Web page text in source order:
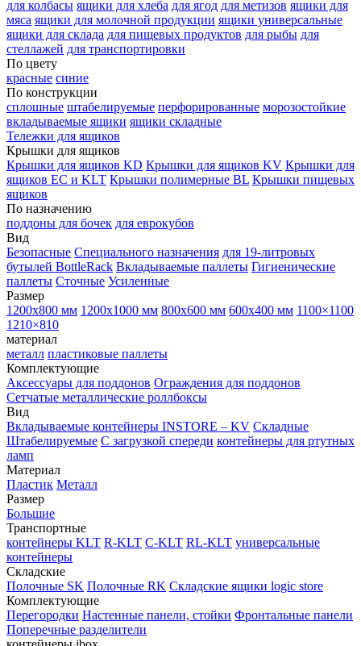
для колбасы ящики для хлеба для ягод для метизов ящики для
мяса ящики для молочной продукции ящики универсальные
ящики для склада для пищевых продуктов для рыбы для
стеллажей для транспортировки
По цвету
красные синие
По конструкции
сплошные штабелируемые перфорированные морозостойкие
вкладываемые ящики ящики складные
Тележки для ящиков
Крышки для ящиков
Крышки для ящиков KD Крышки для ящиков KV Крышки для
ящиков EC и KLT Крышки полимерные BL Крышки пищевых
ящиков
По назначению
поддоны для бочек для еврокубов
Вид
Безопасные Специального назначения для 19-литровых
бутылей BottleRack Вкладываемые паллеты Гигиенические
паллеты Сточные Усиленные
Размер
1200х800 мм 1200х1000 мм 800х600 мм 600х400 мм 1100×1100
1210×810
материал
металл пластиковые паллеты
Комплектующие
Аксессуары для поддонов Ограждения для поддонов
Сетчатые металлические роллбоксы
Вид
Вкладываемые контейнеры INSTORE – KV Складные
Штабелируемые С загрузкой спереди контейнеры для ртутных
ламп
Материал
Пластик Металл
Размер
Большие
Транспортные
контейнеры KLT R-KLT C-KLT RL-KLT универсальные
контейнеры
Складские
Полочные SK Полочные RK Складские ящики logic store
Комплектующие
Перегородки Настенные панели, стойки Фронтальные панели
Поперечные разделители